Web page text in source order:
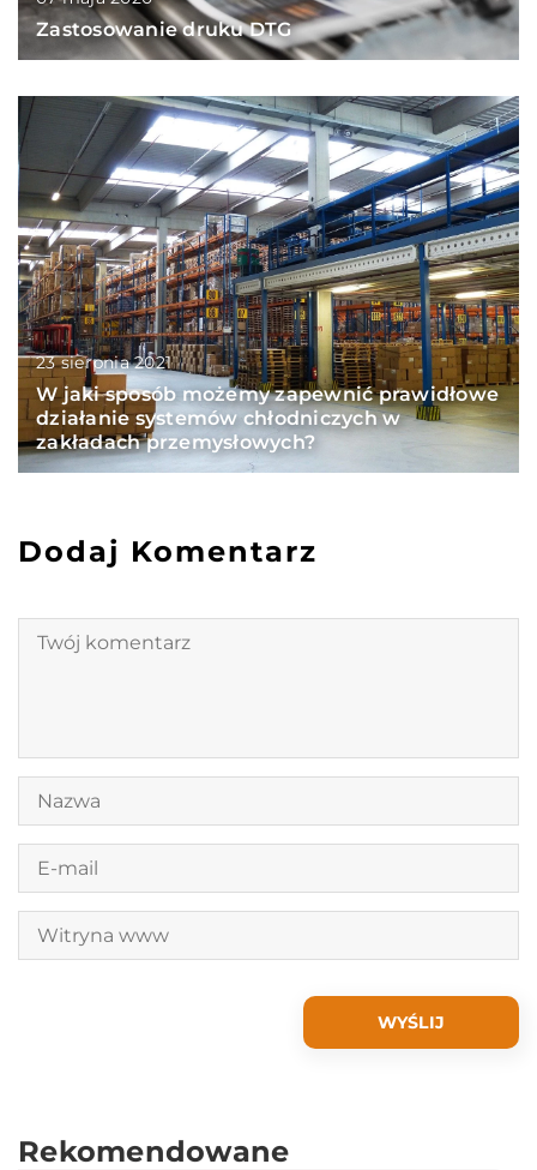
Zastosowanie druku DTG
23 sierpnia 2021
W jaki sposób możemy zapewnić prawidłowe
działanie systemów chłodniczych w
zakładach przemysłowych?
Dodaj Komentarz
Rekomendowane